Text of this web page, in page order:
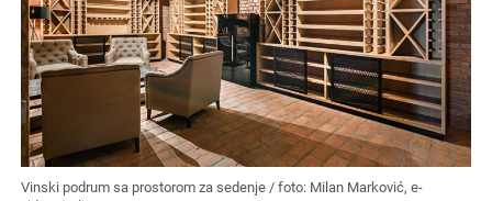
Vinski podrum sa prostorom za sedenje / foto: Milan Marković, e-